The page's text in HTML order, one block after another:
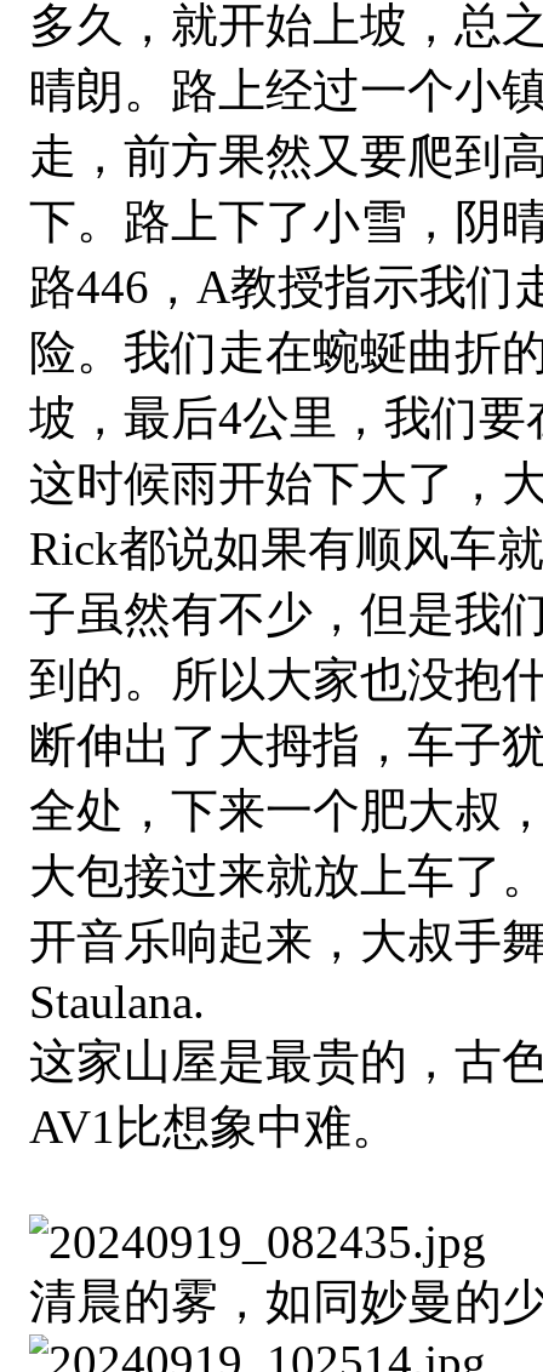
多久，就开始上坡，总
晴朗。路上经过一个小
走，前方果然又要爬到
下。路上下了小雪，阴
路446，A教授指示我们
险。我们走在蜿蜒曲折
坡，最后4公里，我们
这时候雨开始下大了，
Rick都说如果有顺风车
子虽然有不少，但是我
到的。所以大家也没抱
断伸出了大拇指，车子
全处，下来一个肥大叔
大包接过来就放上车了
开音乐响起来，大叔手
Staulana.
这家山屋是最贵的，古
AV1比想象中难。
清晨的雾，如同妙曼的